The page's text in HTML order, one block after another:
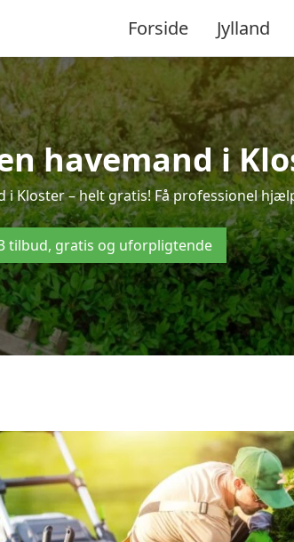
Forside Jylland
havemand i
Kloster – helt gratis! Få professionel
tilbud, gratis og uforpligtende